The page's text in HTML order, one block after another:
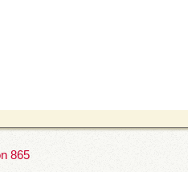
865